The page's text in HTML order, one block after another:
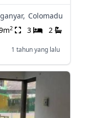
Colomadu
2 3 2
1 tahun yang lalu